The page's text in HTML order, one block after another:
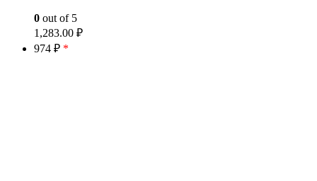
0 out of 5
1,283.00 ₽
974 ₽ *